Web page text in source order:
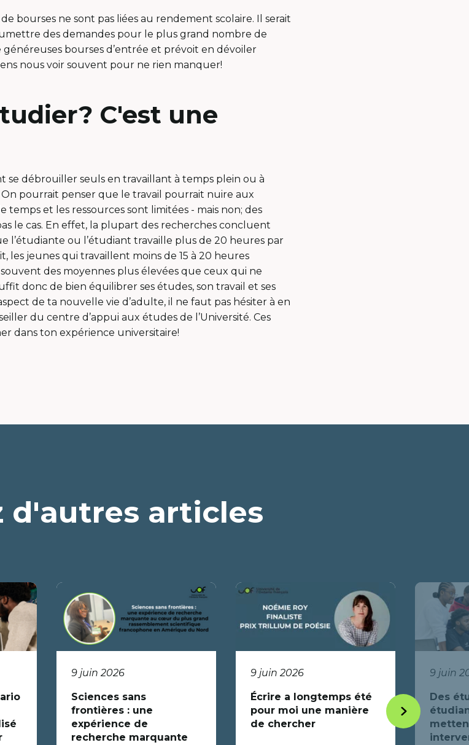
une
nouvelle
fenêtre
bourses ne sont pas liées au rendement scolaire. Il serait
des demandes pour le plus grand nombre de
généreuses bourses d’entrée et prévoit en dévoiler
nous voir souvent pour ne rien manquer!
C'est une
se débrouiller seuls en travaillant à temps plein ou à
pourrait penser que le travail pourrait nuire aux
et les ressources sont limitées - mais non; des
le cas. En effet, la plupart des recherches concluent
l’étudiante ou l’étudiant travaille plus de 20 heures par
les jeunes qui travaillent moins de 15 à 20 heures
des moyennes plus élevées que ceux qui ne
donc de bien équilibrer ses études, son travail et ses
de ta nouvelle vie d’adulte, il ne faut pas hésiter à en
du centre d’appui aux études de l’Université. Ces
dans ton expérience universitaire!
d'autres articles
9 juin 2026
Sciences sans
frontières : une
expérience de
recherche marquante
9 juin 2026
Écrire a longtemps été
pour moi une manière
de chercher
9 juin
Des
Item
suivant